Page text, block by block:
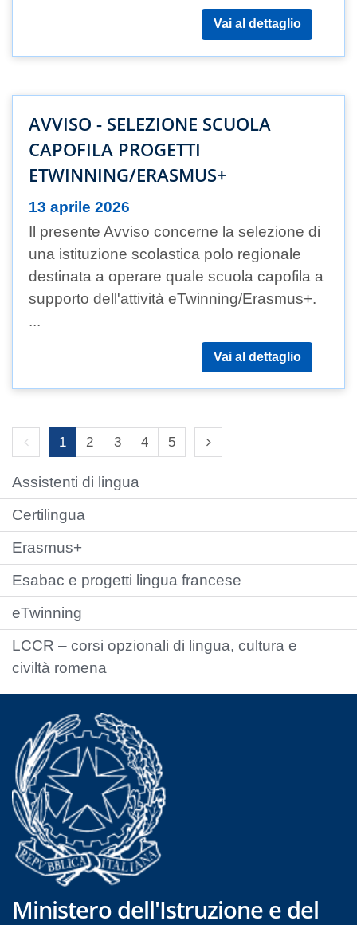
Vai al dettaglio
AVVISO - SELEZIONE SCUOLA
CAPOFILA PROGETTI
ETWINNING/ERASMUS+
13 aprile 2026
Il presente Avviso concerne la selezione di
una istituzione scolastica polo regionale
destinata a operare quale scuola capofila a
supporto dell'attività eTwinning/Erasmus+.
...
Vai al dettaglio
Previous page
1 2 3 4 5 Next page
Assistenti di lingua
Certilingua
Erasmus+
Esabac e progetti lingua francese
eTwinning
LCCR – corsi opzionali di lingua, cultura e
civiltà romena
Ministero dell'Istruzione e del